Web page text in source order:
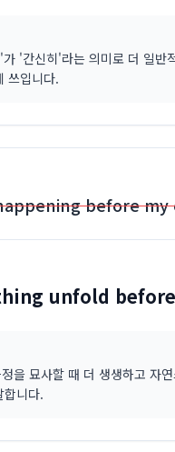
신히'라는 의미로 더 일반적
쓰입니다.
before my
unfold
을 묘사할 때 더 생생하고 자
합니다.